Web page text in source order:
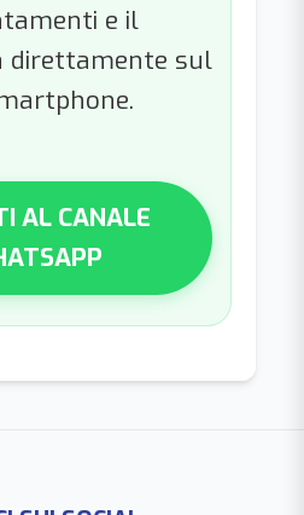
e il
direttamente sul
AL CANALE